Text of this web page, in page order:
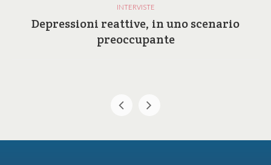
INTERVISTE
Depressioni reattive, in uno scenario
preoccupante